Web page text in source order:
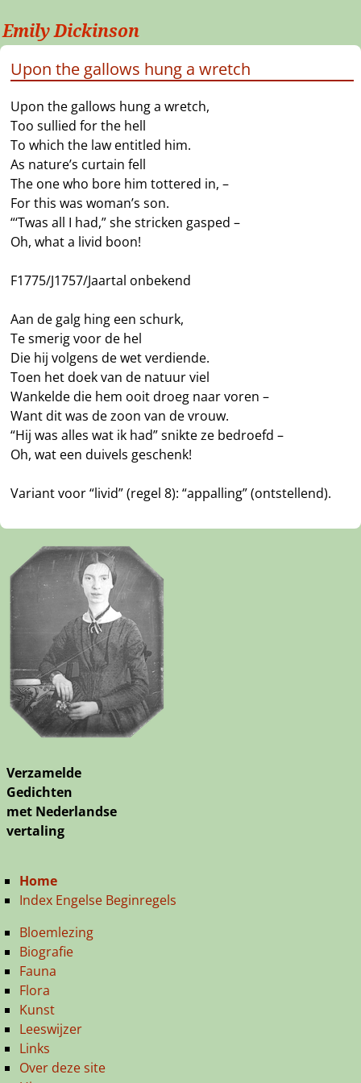
Emily Dickinson
Upon the gallows hung a wretch
Upon the gallows hung a wretch,
Too sullied for the hell
To which the law entitled him.
As nature’s curtain fell
The one who bore him tottered in, –
For this was woman’s son.
“‘Twas all I had,” she stricken gasped –
Oh, what a livid boon!
F1775/J1757/Jaartal onbekend
Aan de galg hing een schurk,
Te smerig voor de hel
Die hij volgens de wet verdiende.
Toen het doek van de natuur viel
Wankelde die hem ooit droeg naar voren –
Want dit was de zoon van de vrouw.
“Hij was alles wat ik had” snikte ze bedroefd –
Oh, wat een duivels geschenk!
Variant voor “livid” (regel 8): “appalling” (ontstellend).
Verzamelde
Gedichten
met Nederlandse
vertaling
Home
Index Engelse Beginregels
Bloemlezing
Biografie
Fauna
Flora
Kunst
Leeswijzer
Links
Over deze site